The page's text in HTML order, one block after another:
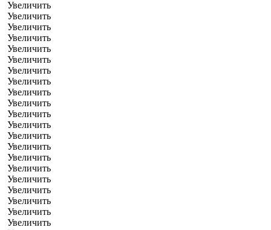
Увеличить
Увеличить
Увеличить
Увеличить
Увеличить
Увеличить
Увеличить
Увеличить
Увеличить
Увеличить
Увеличить
Увеличить
Увеличить
Увеличить
Увеличить
Увеличить
Увеличить
Увеличить
Увеличить
Увеличить
Увеличить